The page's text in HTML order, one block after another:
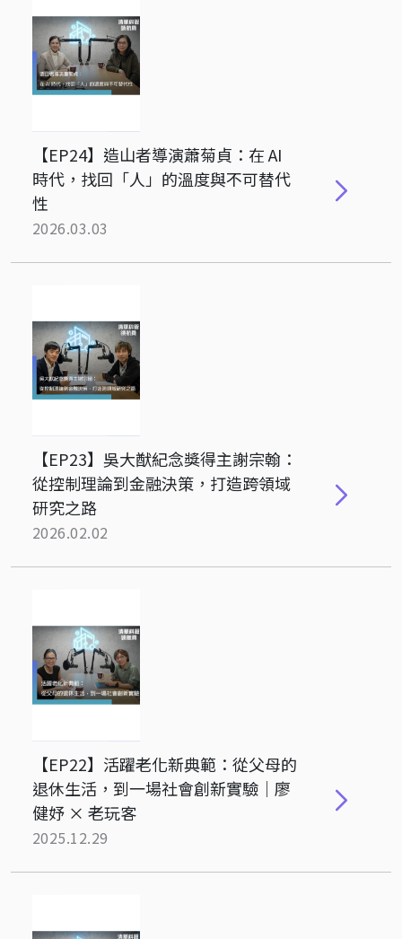
【EP24】造山者導演蕭菊貞：在 AI
時代，找回「人」的溫度與不可替代
性
2026.03.03
【EP23】吳大猷紀念獎得主謝宗翰：
從控制理論到金融決策，打造跨領域
研究之路
2026.02.02
【EP22】活躍老化新典範：從父母的
退休生活，到一場社會創新實驗｜廖
健妤 × 老玩客
2025.12.29